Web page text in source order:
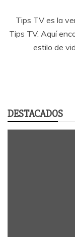
Tips TV es la
Tips TV. Aquí
estilo de
DESTACADOS